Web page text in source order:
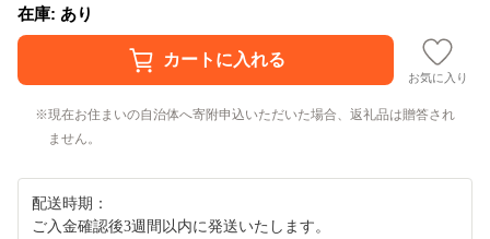
在庫: あり
お気に入り
現在お住まいの自治体へ寄附申込いただいた場合、返礼品は贈答され
ません。
配送時期：
ご入金確認後3週間以内に発送いたします。